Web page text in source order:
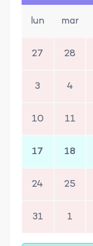
lun mar
27 28
3 4
10 11
17 18
24 25
31 1